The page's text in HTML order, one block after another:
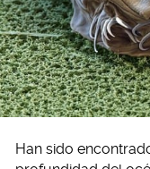
Han sido